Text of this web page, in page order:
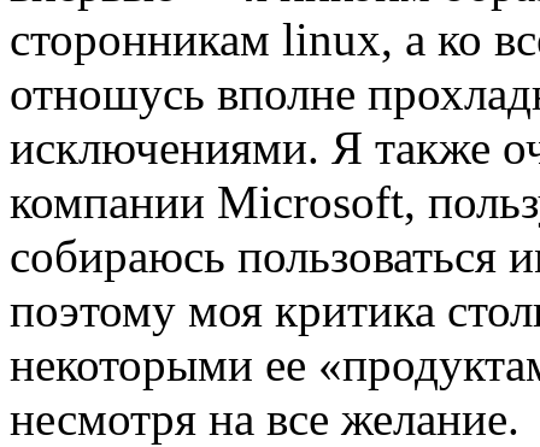
сторонникам linux, а ко
отношусь вполне
исключениями. Я также
компании Microsoft,
собираюсь
поэтому моя критика
некоторыми ее
несмотря на все желание.